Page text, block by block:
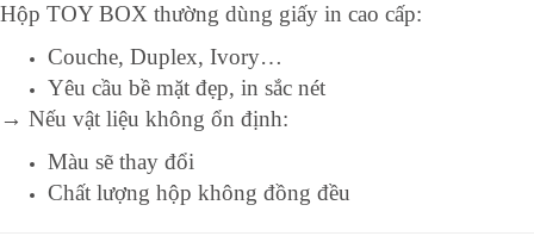
Hộp TOY BOX thường dùng giấy in cao cấp:
Couche, Duplex, Ivory…
Yêu cầu bề mặt đẹp, in sắc nét
→ Nếu vật liệu không ổn định:
Màu sẽ thay đổi
Chất lượng hộp không đồng đều